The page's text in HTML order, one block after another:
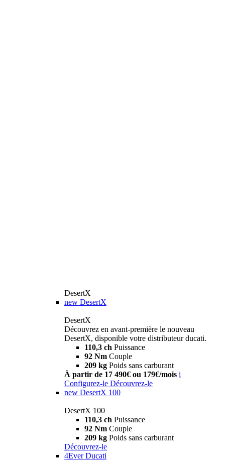
DesertX
new DesertX
DesertX
Découvrez en avant-première le nouveau
DesertX, disponible votre distributeur ducati.
110,3 ch Puissance
92 Nm Couple
209 kg Poids sans carburant
À partir de 17 490€ ou 179€/mois i
Configurez-le Découvrez-le
new DesertX 100
DesertX 100
110,3 ch Puissance
92 Nm Couple
209 kg Poids sans carburant
Découvrez-le
4Ever Ducati